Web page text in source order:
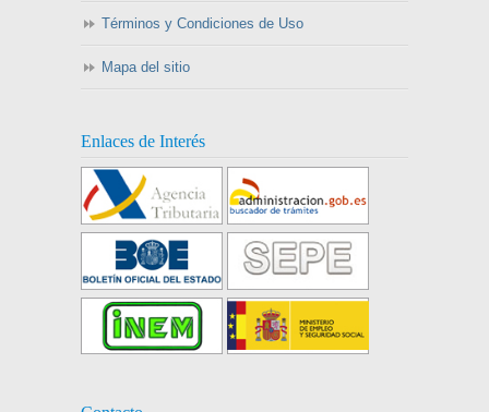
Términos y Condiciones de Uso
Mapa del sitio
Enlaces de Interés